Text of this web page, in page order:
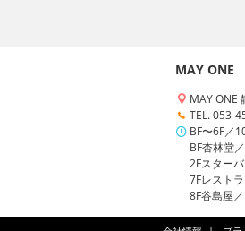
MAY ONE
MAY ONE
TEL. 053-
BF〜6F／
BF杏林堂
2Fスター
7Fレスト
8F谷島屋